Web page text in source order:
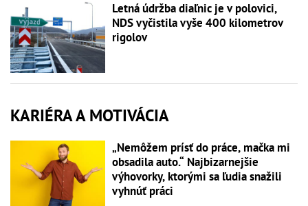
Letná údržba diaľnic je v polovici,
NDS vyčistila vyše 400 kilometrov
rigolov
KARIÉRA A MOTIVÁCIA
„Nemôžem prísť do práce, mačka mi
obsadila auto.“ Najbizarnejšie
výhovorky, ktorými sa ľudia snažili
vyhnúť práci